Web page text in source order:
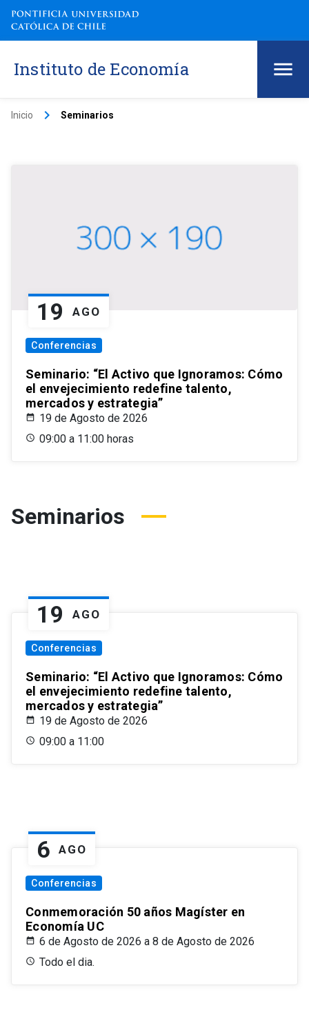
Instituto de Economía
Inicio keyboard_arrow_right Seminarios
19 AGO
Conferencias
Seminario: “El Activo que Ignoramos: Cómo
el envejecimiento redefine talento,
mercados y estrategia”
19 de Agosto de 2026
09:00 a 11:00 horas
Seminarios
19 AGO
Conferencias
Seminario: “El Activo que Ignoramos: Cómo
el envejecimiento redefine talento,
mercados y estrategia”
19 de Agosto de 2026
09:00 a 11:00
6 AGO
Conferencias
Conmemoración 50 años Magíster en
Economía UC
6 de Agosto de 2026 a 8 de Agosto de 2026
Todo el dia.